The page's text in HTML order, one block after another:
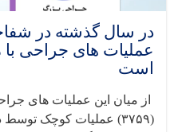
عملیات های جراحی
است
از میان این عملیات های
(۳۷۵۹)
عملیات کوچک توسط